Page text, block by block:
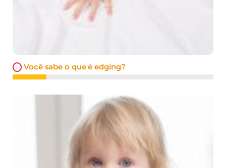
Você sabe o que é edging?